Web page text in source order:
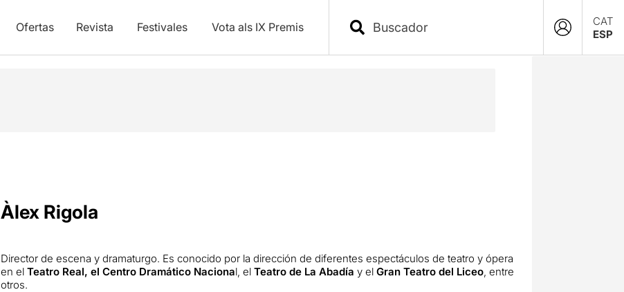
Ofertas Revista Festivales Vota als IX Premis
CAT
ESP
Àlex Rigola
Director de escena y dramaturgo. Es conocido por la dirección de diferentes espectáculos de teatro y ópera
en elTeatro Real, el Centro Dramático Nacional, el Teatro de La Abadía y el Gran Teatro del Liceo, entre
otros.